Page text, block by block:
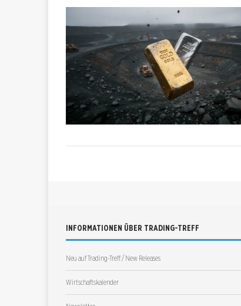
INFORMATIONEN ÜBER TRADING-TREFF
Neu auf Trading-Treff / New Releases
Wirtschaftskalender